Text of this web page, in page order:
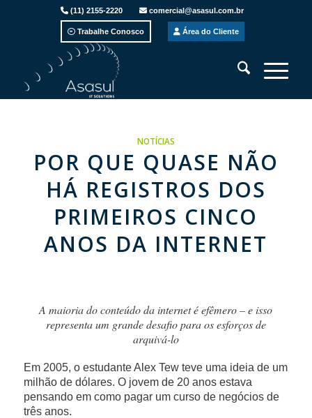
(11) 2155-2220 comercial@asasul.com.br
Trabalhe Conosco Área do Cliente
NOTÍCIAS
POR QUE QUASE NÃO
HÁ REGISTROS DOS
PRIMEIROS CINCO
ANOS DA INTERNET
A maioria do conteúdo da internet é efêmero – e isso
representa um grande desafio para os esforços de
arquivá-lo
Em 2005, o estudante Alex Tew teve uma ideia de um
milhão de dólares. O jovem de 20 anos estava
pensando em como pagar um curso de negócios de
três anos.